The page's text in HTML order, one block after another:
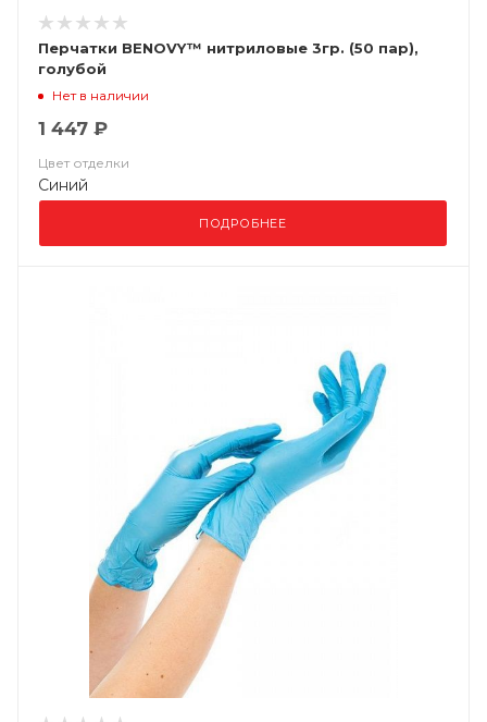
Перчатки BENOVY™ нитриловые 3гр. (50 пар),
голубой
Нет в наличии
1 447 ₽
Цвет отделки
Синий
ПОДРОБНЕЕ